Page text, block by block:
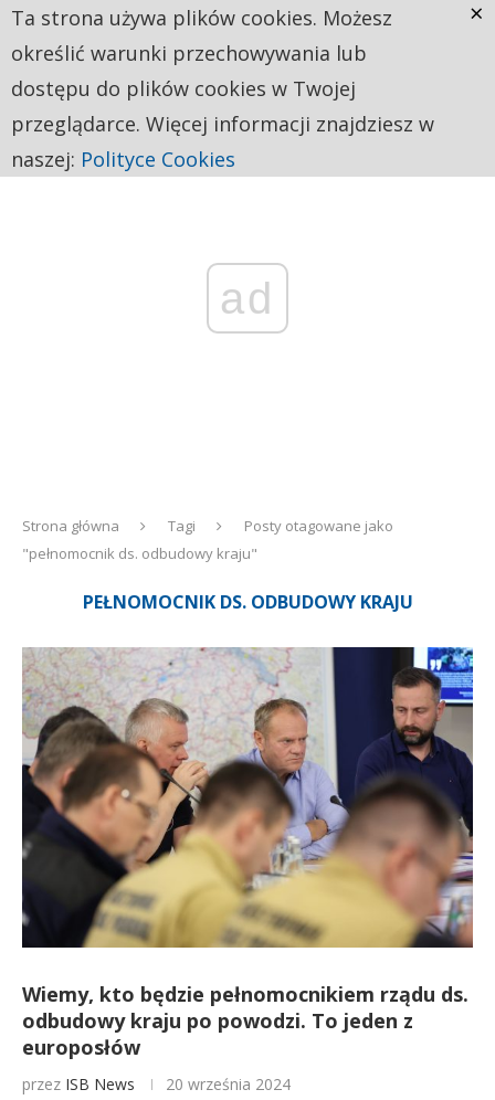
ad
Strona główna Tagi
Posty otagowane jako
"pełnomocnik ds. odbudowy kraju"
PEŁNOMOCNIK DS. ODBUDOWY KRAJU
Wiemy, kto będzie pełnomocnikiem rządu ds.
odbudowy kraju po powodzi. To jeden z
europosłów
przez ISB News 20 września 2024
Ta strona używa plików cookies. Możesz
określić warunki przechowywania lub
dostępu do plików cookies w Twojej
przeglądarce. Więcej informacji znajdziesz w
naszej: Polityce Cookies
×